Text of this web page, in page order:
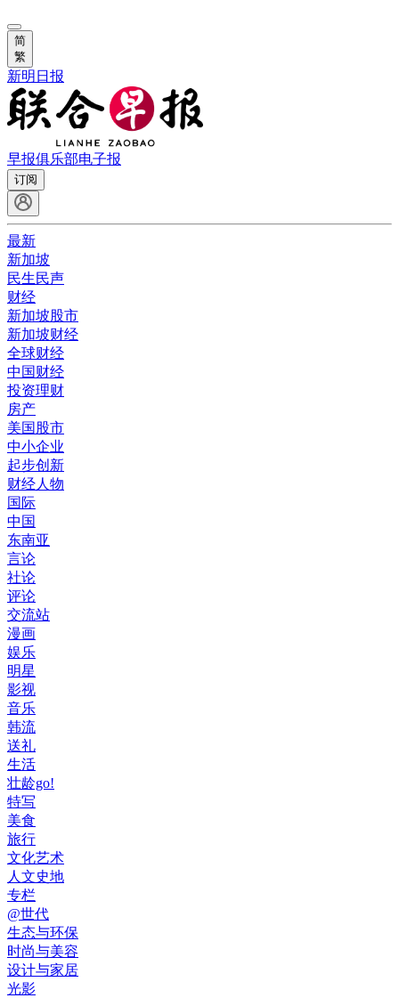
简
繁
新明日报
早报俱乐部电子报
订阅
最新
新加坡
民生民声
财经
新加坡股市
新加坡财经
全球财经
中国财经
投资理财
房产
美国股市
中小企业
起步创新
财经人物
国际
中国
东南亚
言论
社论
评论
交流站
漫画
娱乐
明星
影视
音乐
韩流
送礼
生活
壮龄go!
特写
美食
旅行
文化艺术
人文史地
专栏
@世代
生态与环保
时尚与美容
设计与家居
光影